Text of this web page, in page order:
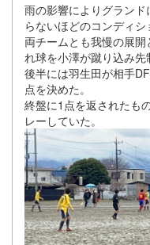
雨の影響によりグラン
らないほどのコンディシ
両チームとも我慢の展
れ球を小澤が蹴り込み先
後半には羽生田が相手
点を決めた。
終盤に1点を返されたも
レーしていた。